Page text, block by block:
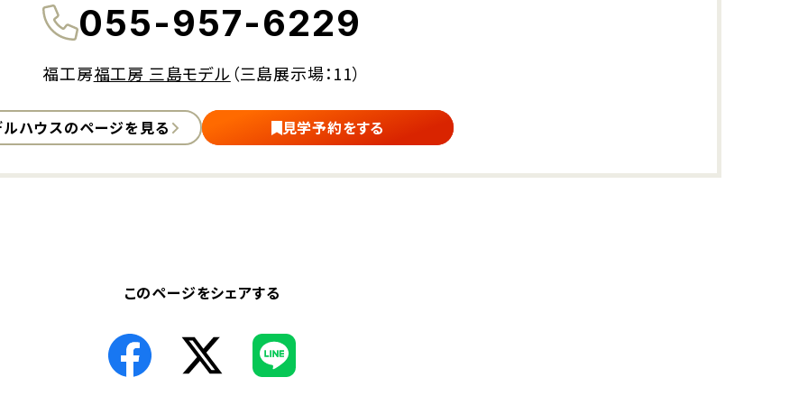
055-957-6229
福工房福工房 三島モデル （三島展示場：11）
ハウスのページを見る 見学予約をする
このページをシェアする